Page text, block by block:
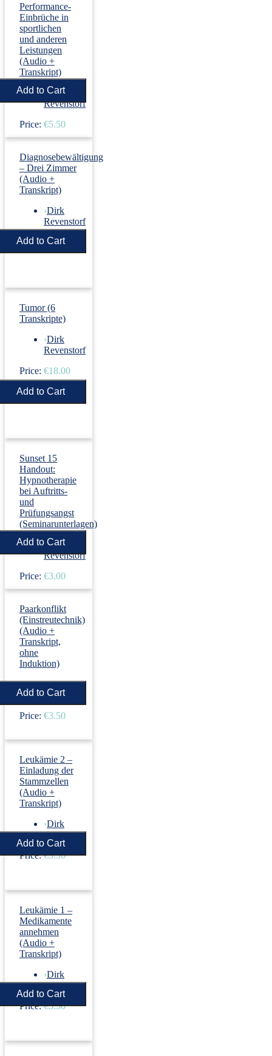
Performance-
Einbrüche in
sportlichen
und anderen
Leistungen
(Audio +
Transkript)
› Dirk
Revenstorf
Price: €5.50
Diagnosebewältigung
– Drei Zimmer
(Audio +
Transkript)
›Dirk
Revenstorf
Price: €5.50
Tumor (6
Transkripte)
›Dirk
Revenstorf
Price: €18.00
Sunset 15
Handout:
Hypnotherapie
bei Auftritts-
und
Prüfungsangst
(Seminarunterlagen)
› Dirk
Revenstorf
Price: €3.00
Paarkonflikt
(Einstreutechnik)
(Audio +
Transkript,
ohne
Induktion)
›Dirk
Revenstorf
Price: €3.50
Leukämie 2 –
Einladung der
Stammzellen
(Audio +
Transkript)
›Dirk
Revenstorf
Price: €5.50
Leukämie 1 –
Medikamente
annehmen
(Audio +
Transkript)
›Dirk
Revenstorf
Price: €5.50